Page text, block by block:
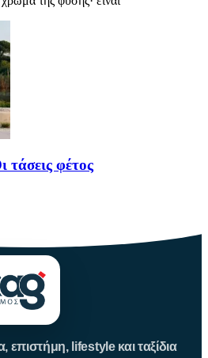
τάσεις φέτος
επιστήμη, lifestyle και ταξίδια